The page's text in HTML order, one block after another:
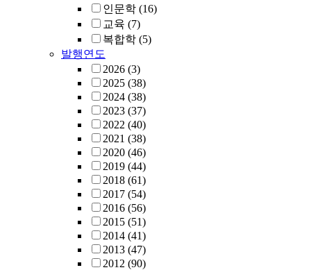
인문학 (16)
교육 (7)
복합학 (5)
발행연도
2026 (3)
2025 (38)
2024 (38)
2023 (37)
2022 (40)
2021 (38)
2020 (46)
2019 (44)
2018 (61)
2017 (54)
2016 (56)
2015 (51)
2014 (41)
2013 (47)
2012 (90)